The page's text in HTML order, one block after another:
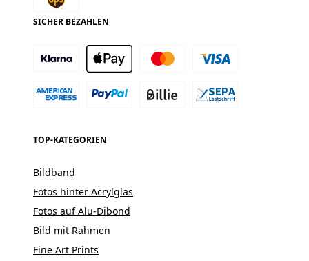
SICHER BEZAHLEN
TOP-KATEGORIEN
Bildband
Fotos hinter Acrylglas
Fotos auf Alu-Dibond
Bild mit Rahmen
Fine Art Prints